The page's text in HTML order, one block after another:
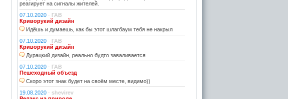
реагирует на сигналы жителей.
07.10.2020 - ГАВ
Криворукий дизайн
Идёшь и думаешь, как бы этот шлагбаум тебя не накрыл
07.10.2020 - ГАВ
Криворукий дизайн
Дурацкий дизайн, реально будто заваливается
07.10.2020 - ГАВ
Пешеходный объезд
Скоро этот знак будет на своём месте, видимо))
19.08.2020 - shevirev